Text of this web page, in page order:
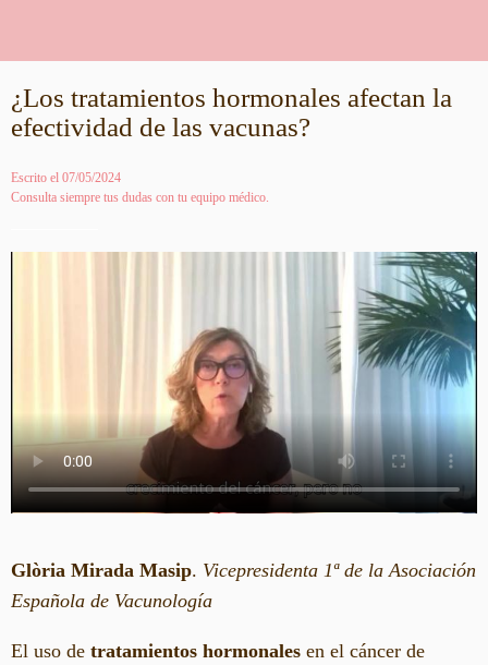
¿Los tratamientos hormonales afectan la
efectividad de las vacunas?
Escrito el 07/05/2024
Consulta siempre tus dudas con tu equipo médico.
Glòria Mirada Masip. Vicepresidenta 1ª de la Asociación
Española de Vacunología
El uso de tratamientos hormonales en el cáncer de